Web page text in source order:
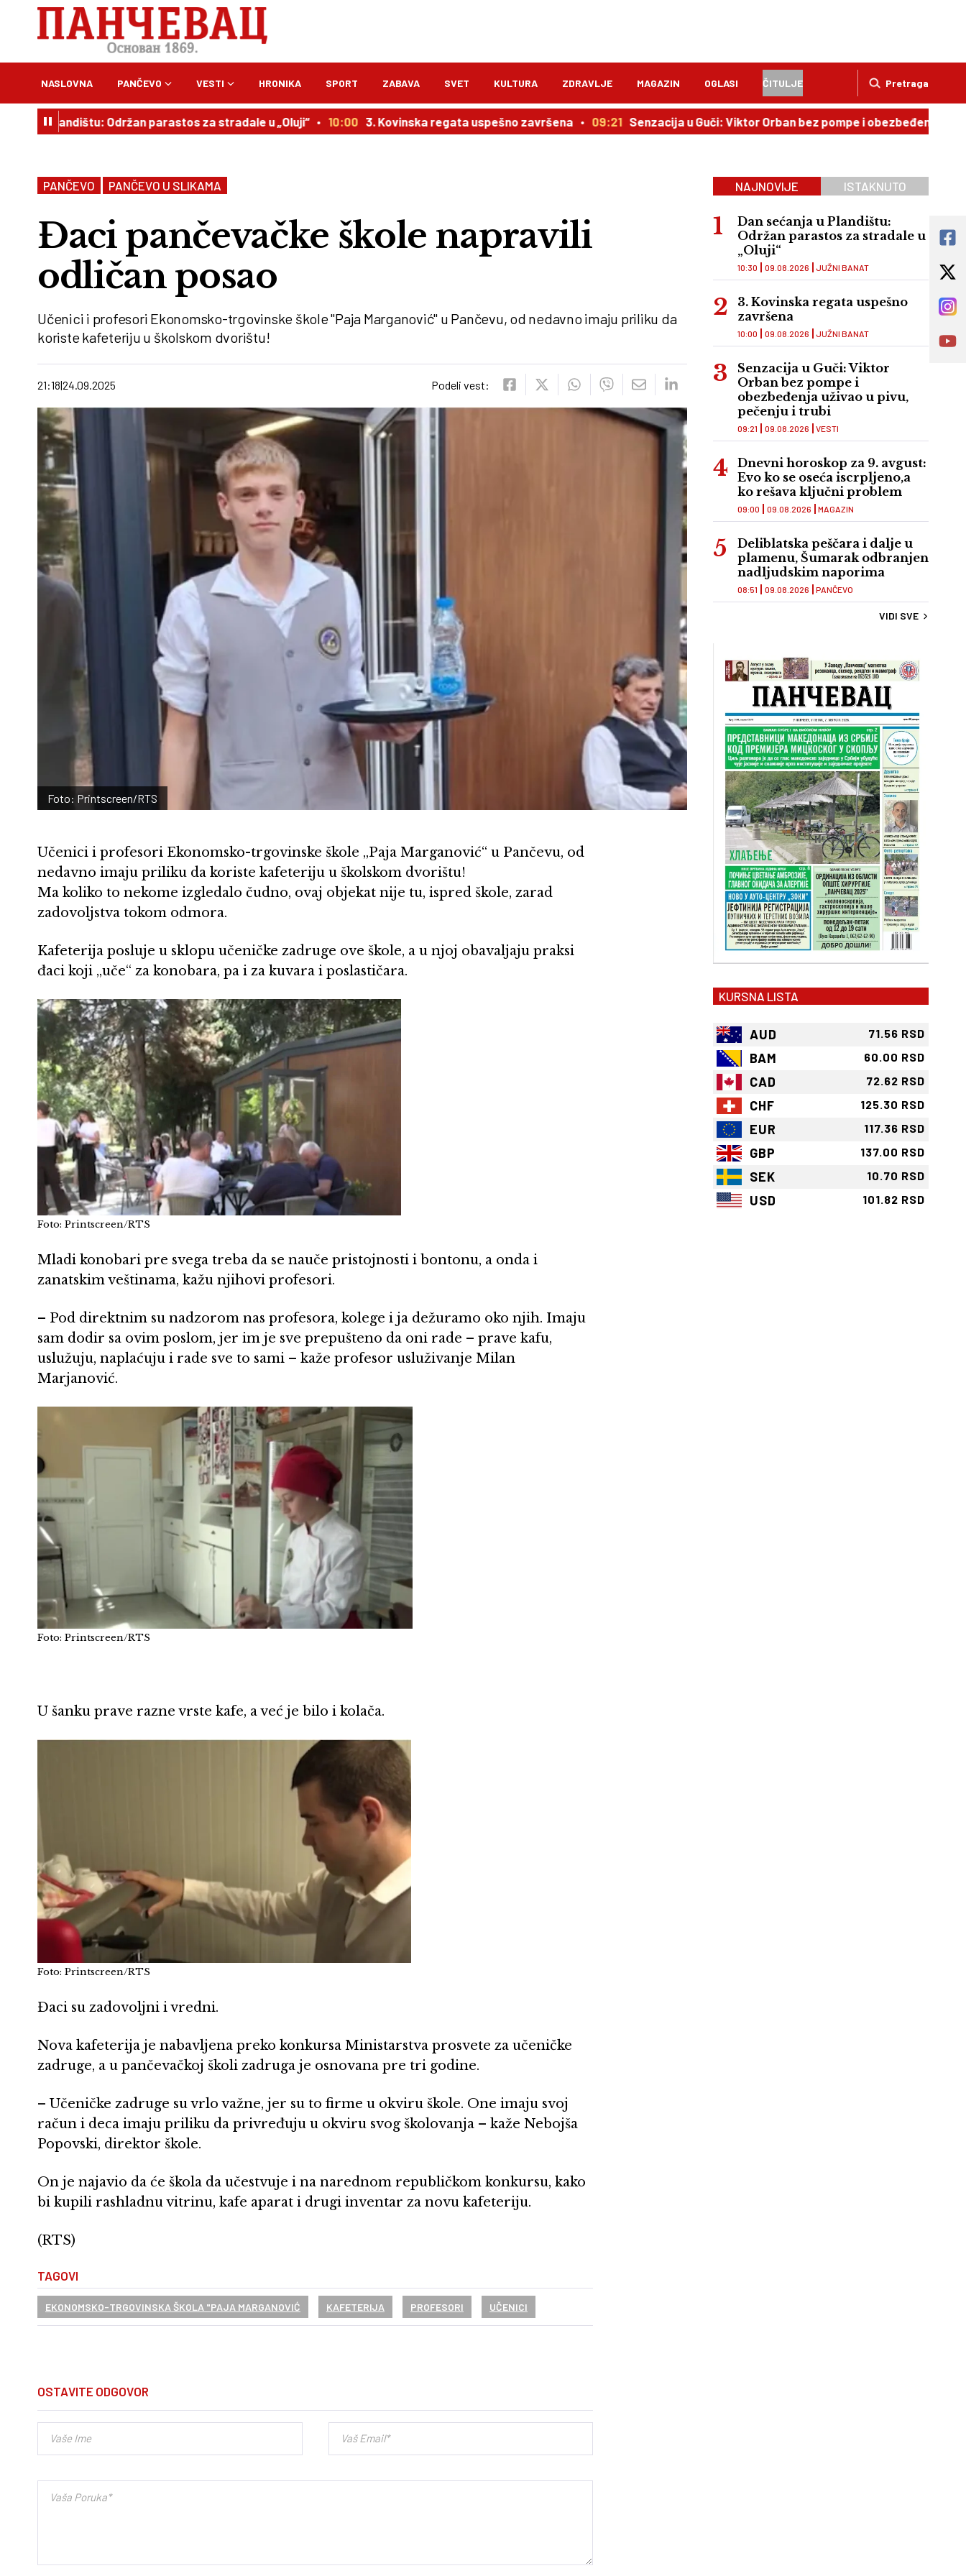
Pretraga
NASLOVNA PANČEVO VESTI HRONIKA SPORT ZABAVA SVET KULTURA ZDRAVLJE MAGAZIN OGLASI ČITULJE
Održan parastos za stradale u „Oluji“ 10:00 3. Kovinska regata uspešno završena 09:21 Senzacija u Guči: Viktor Orban bez pompe i obezbeđenja uživao u
PANČEVO PANČEVO U SLIKAMA
Đaci pančevačke škole napravili
odličan posao
Učenici i profesori Ekonomsko-trgovinske škole "Paja Marganović" u Pančevu, od nedavno imaju priliku da
koriste kafeteriju u školskom dvorištu!
21:18 24.09.2025 Podeli vest:
Foto: Printscreen/RTS
Učenici i profesori Ekonomsko-trgovinske škole „Paja Marganović“ u Pančevu, od
nedavno imaju priliku da koriste kafeteriju u školskom dvorištu!
Ma koliko to nekome izgledalo čudno, ovaj objekat nije tu, ispred škole, zarad
zadovoljstva tokom odmora.
Kafeterija posluje u sklopu učeničke zadruge ove škole, a u njoj obavaljaju praksi
đaci koji „uče“ za konobara, pa i za kuvara i poslastičara.
Foto: Printscreen/RTS
Mladi konobari pre svega treba da se nauče pristojnosti i bontonu, a onda i
zanatskim veštinama, kažu njihovi profesori.
– Pod direktnim su nadzorom nas profesora, kolege i ja dežuramo oko njih. Imaju
sam dodir sa ovim poslom, jer im je sve prepušteno da oni rade – prave kafu,
uslužuju, naplaćuju i rade sve to sami – kaže profesor usluživanje Milan
Marjanović.
Foto: Printscreen/RTS
U šanku prave razne vrste kafe, a već je bilo i kolača.
Foto: Printscreen/RTS
Đaci su zadovoljni i vredni.
Nova kafeterija je nabavljena preko konkursa Ministarstva prosvete za učeničke
zadruge, a u pančevačkoj školi zadruga je osnovana pre tri godine.
– Učeničke zadruge su vrlo važne, jer su to firme u okviru škole. One imaju svoj
račun i deca imaju priliku da privređuju u okviru svog školovanja – kaže Nebojša
Popovski, direktor škole.
On je najavio da će škola da učestvuje i na narednom republičkom konkursu, kako
bi kupili rashladnu vitrinu, kafe aparat i drugi inventar za novu kafeteriju.
(RTS)
TAGOVI
EKONOMSKO-TRGOVINSKA ŠKOLA "PAJA MARGANOVIĆ KAFETERIJA PROFESORI UČENICI
OSTAVITE ODGOVOR
NAJNOVIJE ISTAKNUTO
Dan sećanja u Plandištu:
Održan parastos za stradale u
„Oluji“
JUŽNI BANAT
10:30 09.08.2026
3. Kovinska regata uspešno
završena
JUŽNI BANAT
10:00 09.08.2026
Senzacija u Guči: Viktor
Orban bez pompe i
obezbeđenja uživao u pivu,
pečenju i trubi
VESTI
09:21 09.08.2026
Dnevni horoskop za 9. avgust:
Evo ko se oseća iscrpljeno,a
ko rešava ključni problem
MAGAZIN
09:00 09.08.2026
Deliblatska peščara i dalje u
plamenu, Šumarak odbranjen
nadljudskim naporima
PANČEVO
08:51 09.08.2026
VIDI SVE
KURSNA LISTA
AUD 71.56 RSD
BAM 60.00 RSD
CAD 72.62 RSD
CHF 125.30 RSD
EUR 117.36 RSD
GBP 137.00 RSD
SEK 10.70 RSD
USD 101.82 RSD